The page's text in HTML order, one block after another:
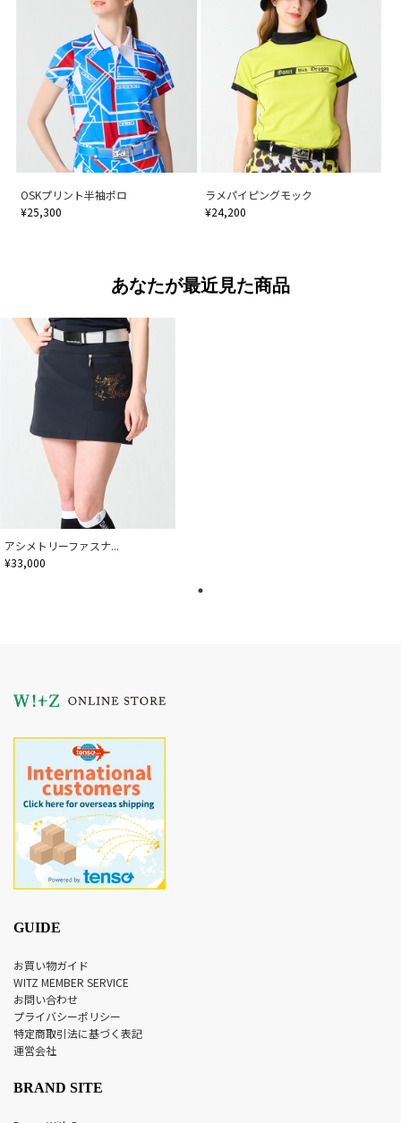
OSKプリント半袖ポロ
¥25,300
ラメパイピングモック
¥24,200
あなたが最近見た商品
アシメトリーファスナ...
¥33,000
GUIDE
お買い物ガイド
WITZ MEMBER SERVICE
お問い合わせ
プライバシーポリシー
特定商取引法に基づく表記
運営会社
BRAND SITE